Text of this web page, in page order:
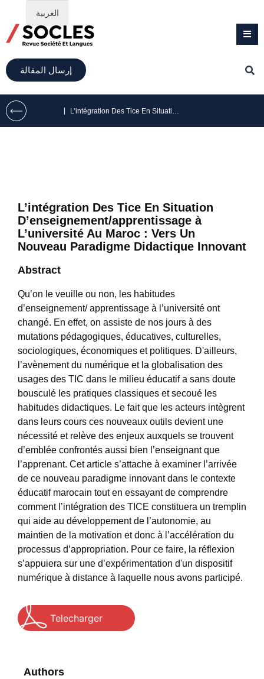
إرسال المقالة
L’intégration Des Tice En Situation
D’enseignement/apprentissage à
L’université Au Maroc : Vers Un
Nouveau Paradigme Didactique Innovant
Abstract
Qu’on le veuille ou non, les habitudes
d’enseignement/ apprentissage à l’université ont
changé. En effet, on assiste de nos jours à des
mutations pédagogiques, éducatives, culturelles,
sociologiques, économiques et politiques. D'ailleurs,
l’avènement du numérique et la globalisation des
usages des TIC dans le milieu éducatif a sans doute
bousculé les pratiques classiques et secoué les
habitudes didactiques. Le fait que les acteurs intègrent
dans leurs cours ces nouveaux outils devient une
nécessité et relève des enjeux auxquels se trouvent
d’emblée confrontés aussi bien l’enseignant que
l’apprenant. Cet article s’attache à examiner l’arrivée
de ce nouveau paradigme innovant dans le contexte
éducatif marocain tout en essayant de comprendre
comment l’intégration des TICE constituera un tremplin
qui aide au développement de l’autonomie, au
maintien de la motivation et donc à l’accélération du
processus d’appropriation. Pour ce faire, la réflexion
s’appuiera sur une d’expérimentation d'un dispositif
numérique à distance à laquelle nous avons participé.
Telecharger
Authors
العربية